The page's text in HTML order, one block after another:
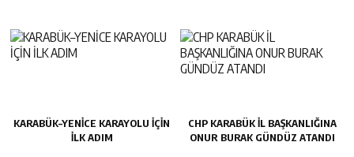
KARABÜK–YENİCE KARAYOLU İÇİN
İLK ADIM
CHP KARABÜK İL BAŞKANLIĞINA
ONUR BURAK GÜNDÜZ ATANDI